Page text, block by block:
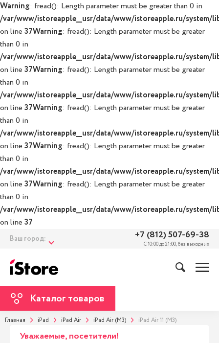
Warning: fread(): Length parameter must be greater than 0 in
/var/www/istoreapple__usr/data/www/istoreapple.ru/system/
on line 37Warning: fread(): Length parameter must be greater
than 0 in
/var/www/istoreapple__usr/data/www/istoreapple.ru/system/
on line 37Warning: fread(): Length parameter must be greater
than 0 in
/var/www/istoreapple__usr/data/www/istoreapple.ru/system/
on line 37Warning: fread(): Length parameter must be greater
than 0 in
/var/www/istoreapple__usr/data/www/istoreapple.ru/system/
on line 37Warning: fread(): Length parameter must be greater
than 0 in
/var/www/istoreapple__usr/data/www/istoreapple.ru/system/
on line 37Warning: fread(): Length parameter must be greater
than 0 in
/var/www/istoreapple__usr/data/www/istoreapple.ru/system/
on line 37
Ваш город: +7 (812) 507-69-38
С 10:00 до 21:00, без выходных
Каталог товаров
Главная iPad iPad Air iPad Air (M3) iPad Air 11 (M3)
Уважаемые, посетители!